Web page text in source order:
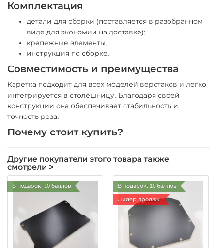
Комплектация
детали для сборки (поставляется в разобранном
виде для экономии на доставке);
крепежные элементы;
инструкция по сборке.
Совместимость и преимущества
Каретка подходит для всех моделей верстаков и легко
интегрируется в столешницу. Благодаря своей
конструкции она обеспечивает стабильность и
точность реза.
Почему стоит купить?
Другие покупатели этого товара также
смотрели >
В подарок: 10 баллов В подарок: 10 баллов
Лидер продаж!